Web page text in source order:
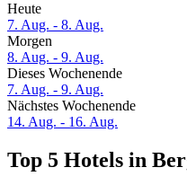
Heute
7. Aug. - 8. Aug.
Morgen
8. Aug. - 9. Aug.
Dieses Wochenende
7. Aug. - 9. Aug.
Nächstes Wochenende
14. Aug. - 16. Aug.
Top 5 Hotels in